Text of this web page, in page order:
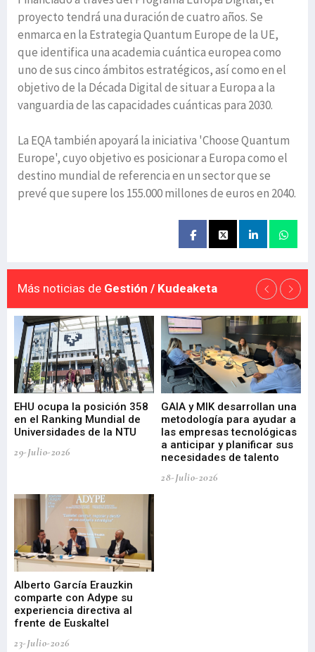
proyecto tendrá una duración de cuatro años. Se
enmarca en la Estrategia Quantum Europe de la UE,
que identifica una academia cuántica europea como
uno de sus cinco ámbitos estratégicos, así como en el
objetivo de la Década Digital de situar a Europa a la
vanguardia de las capacidades cuánticas para 2030.
La EQA también apoyará la iniciativa 'Choose Quantum
Europe', cuyo objetivo es posicionar a Europa como el
destino mundial de referencia en un sector que se
prevé que supere los 155.000 millones de euros en 2040.
Más noticias de Gestión / Kudeaketa
EHU ocupa la posición 358
en el Ranking Mundial de
Universidades de la NTU
29-Julio-2026
GAIA y MIK desarrollan una
metodología para ayudar a
las empresas tecnológicas
a anticipar y planificar sus
necesidades de talento
28-Julio-2026
Alberto García Erauzkin
comparte con Adype su
experiencia directiva al
frente de Euskaltel
23-Julio-2026